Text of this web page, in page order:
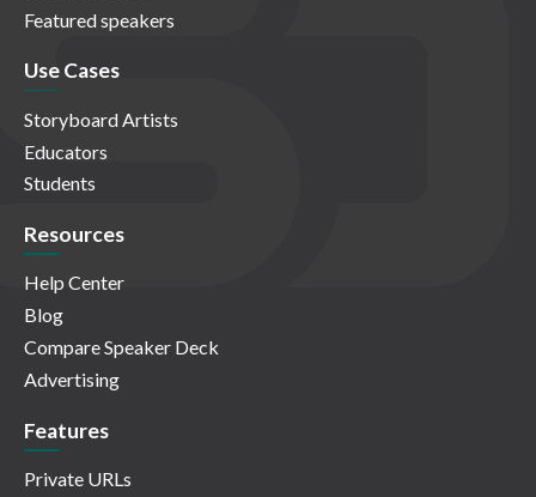
Featured speakers
Use Cases
Storyboard Artists
Educators
Students
Resources
Help Center
Blog
Compare Speaker Deck
Advertising
Features
Private URLs